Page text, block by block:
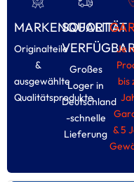
MARKENQUALITÄT
Originalteile
&
ausgewählte
Qualitätsprodukte
SOFORT
Großes
Loger in
Deutschland
-schnelle
Lieferung
Je
bis
& 5